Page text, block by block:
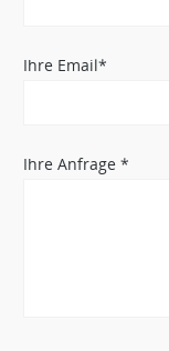
Ihre Email*
Ihre Anfrage *